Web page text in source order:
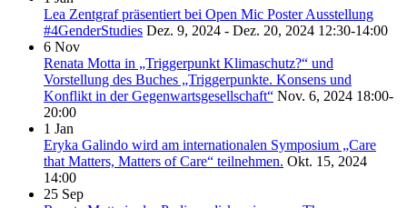
Lea Zentgraf präsentiert bei Open Mic Poster Ausstellung
#4GenderStudies Dez. 9, 2024 - Dez. 20, 2024 12:30-14:00
6 Nov
Renata Motta in „Triggerpunkt Klimaschutz?“ und
Vorstellung des Buches „Triggerpunkte. Konsens und
Konflikt in der Gegenwartsgesellschaft“ Nov. 6, 2024 18:00-
20:00
1 Jan
Eryka Galindo wird am internationalen Symposium „Care
that Matters, Matters of Care“ teilnehmen. Okt. 15, 2024
14:00
25 Sep